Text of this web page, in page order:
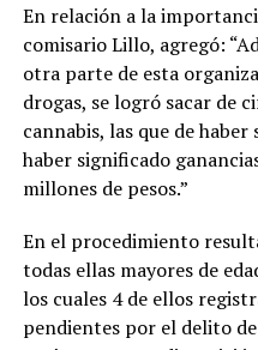
En relación a la
comisario Lillo, agregó:
otra parte de esta
drogas, se logró sacar de
cannabis, las que de
haber significado
millones de pesos.”
En el procedimiento
todas ellas mayores de
los cuales 4 de ellos
pendientes por el delito